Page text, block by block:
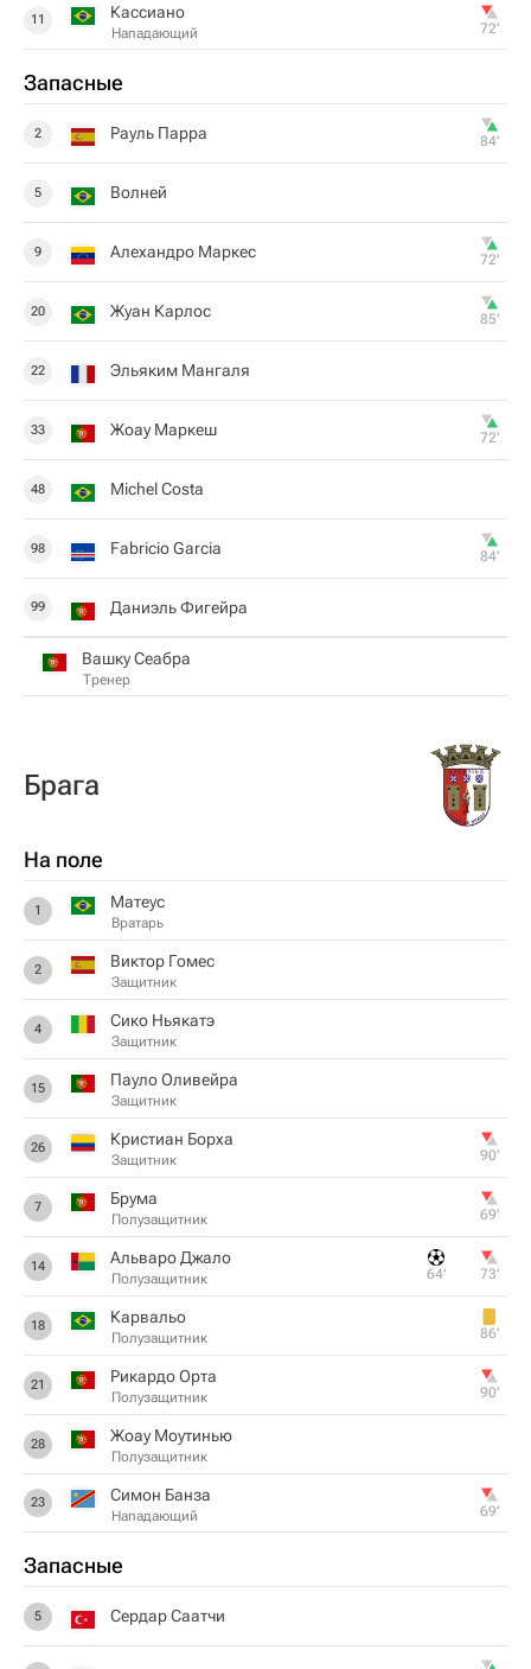
11 Кассиано
Нападающий 72‎’‎
Запасные
2 Рауль Парра 84‎’‎
5 Волней
9 Алехандро Маркес 72‎’‎
20 Жуан Карлос 85‎’‎
22 Эльяким Мангаля
33 Жоау Маркеш 72‎’‎
48 Michel Costa
98 Fabricio Garcia 84‎’‎
99 Даниэль Фигейра
Вашку Сеабра
Тренер
Брага
На поле
1 Матеус
Вратарь
2 Виктор Гомес
Защитник
4 Сико Ньякатэ
Защитник
15 Пауло Оливейра
Защитник
26 Кристиан Борха
Защитник 90‎’‎
7 Брума
Полузащитник 69‎’‎
14 Альваро Джало
Полузащитник 64‎’‎ 73‎’‎
18 Карвальо
Полузащитник 86‎’‎
21 Рикардо Орта
Полузащитник 90‎’‎
28 Жоау Моутинью
Полузащитник
23 Симон Банза
Нападающий 69‎’‎
Запасные
5 Сердар Саатчи